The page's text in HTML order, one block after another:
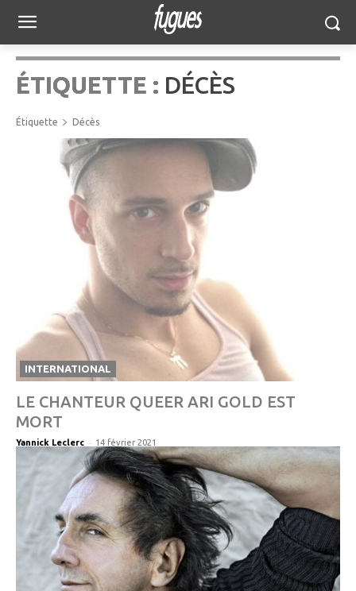
ÉTIQUETTE : DÉCÈS
Étiquette Décès
INTERNATIONAL
LE CHANTEUR QUEER ARI GOLD EST
MORT
Yannick Leclerc - 14 février 2021